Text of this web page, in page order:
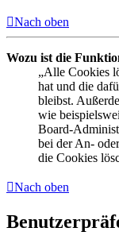
Nach oben
Wozu ist die
„Alle Cookies
hat und die
bleibst.
wie
Board-
bei der An-
die Cookies
Nach oben